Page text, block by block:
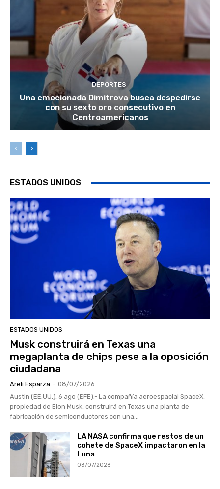
DEPORTES
Una emocionada Dimitrova busca despedirse
con su sexto oro consecutivo en
Centroamericanos
ESTADOS UNIDOS
ESTADOS UNIDOS
Musk construirá en Texas una
megaplanta de chips pese a la oposición
ciudadana
Areli Esparza - 08/07/2026
Austin (EE.UU.), 6 ago (EFE).- La compañía aeroespacial SpaceX,
propiedad de Elon Musk, construirá en Texas una planta de
fabricación de semiconductores con una...
LA NASA confirma que restos de un
cohete de SpaceX impactaron en la
Luna
08/07/2026